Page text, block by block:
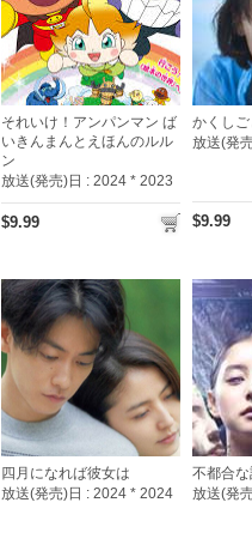
それいけ！アンパンマン ば
いきんまんとえほんのルル
ン
放送(発売)日 : 2024 * 2023
$9.99
かくしご
放送(発
$9.99
四月になれば彼女は
放送(発売)日 : 2024 * 2024
不都合
放送(発